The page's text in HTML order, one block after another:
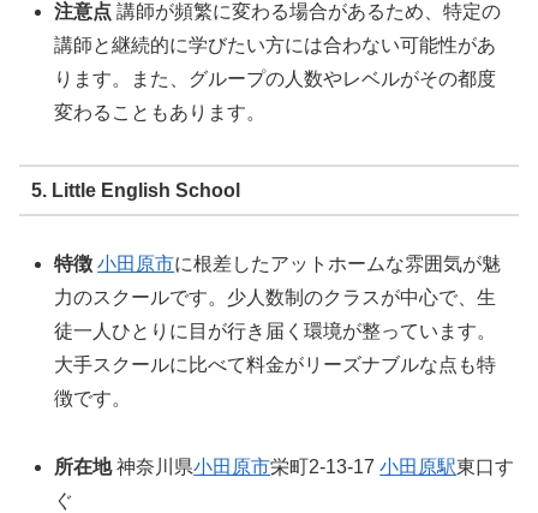
注意点 講師が頻繁に変わる場合があるため、特定の
講師と継続的に学びたい方には合わない可能性があ
ります。また、グループの人数やレベルがその都度
変わることもあります。
5. Little English School
特徴 小田原市に根差したアットホームな雰囲気が魅
力のスクールです。少人数制のクラスが中心で、生
徒一人ひとりに目が行き届く環境が整っています。
大手スクールに比べて料金がリーズナブルな点も特
徴です。
所在地神奈川県小田原市栄町2-13-17小田原駅東口す
ぐ